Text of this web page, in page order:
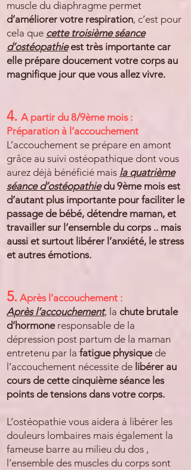
muscle du diaphragme permet
d’améliorer votre respiration, c’est pour
cela que cette troisième séance
d’ostéopathieest très importante car
elle prépare doucement votre corps au
magnifique jour que vous allez vivre.
4. A partir du 8/9ème mois :
Préparation à l’accouchement
L’accouchement se prépare en amont
grâce au suivi ostéopathique dont vous
aurez déjà bénéficié mais la quatrième
séance d’ostéopathiedu 9ème mois est
d’autant plus importante pour faciliter le
passage de bébé, détendre maman, et
travailler sur l’ensemble du corps .. mais
aussi et surtout libérer l’anxiété, le stress
et autres émotions.
5. Après l’accouchement :
Après l’accouchement, la chute brutale
d’hormoneresponsable de la
dépression post partum de la maman
entretenu par la fatigue physiquede
l’accouchement nécessite de libérer au
cours de cette cinquième séance les
points de tensions dans votre corps.
L’ostéopathie vous aidera à libérer les
douleurs lombaires mais également la
fameuse barre au milieu du dos ,
l’ensemble des muscles du corps sont